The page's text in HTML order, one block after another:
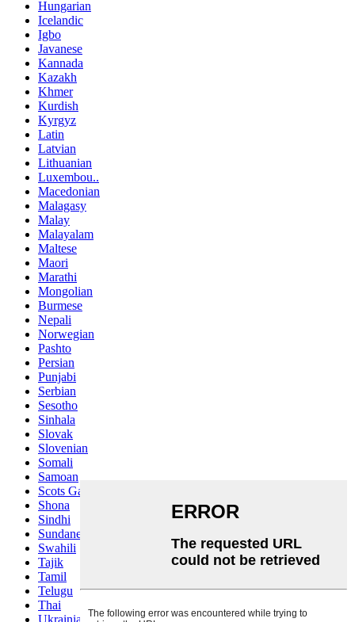
Hungarian
Icelandic
Igbo
Javanese
Kannada
Kazakh
Khmer
Kurdish
Kyrgyz
Latin
Latvian
Lithuanian
Luxembou..
Macedonian
Malagasy
Malay
Malayalam
Maltese
Maori
Marathi
Mongolian
Burmese
Nepali
Norwegian
Pashto
Persian
Punjabi
Serbian
Sesotho
Sinhala
Slovak
Slovenian
Somali
Samoan
Scots Gaelic
Shona
Sindhi
Sundanese
Swahili
Tajik
Tamil
Telugu
Thai
Ukrainian